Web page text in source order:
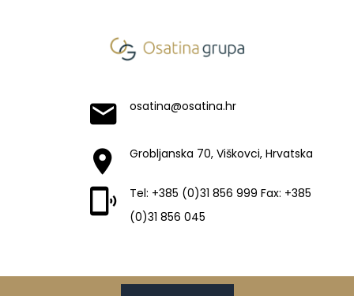
osatina@osatina.hr
Grobljanska 70, Viškovci, Hrvatska
Tel: +385 (0)31 856 999 Fax: +385
(0)31 856 045